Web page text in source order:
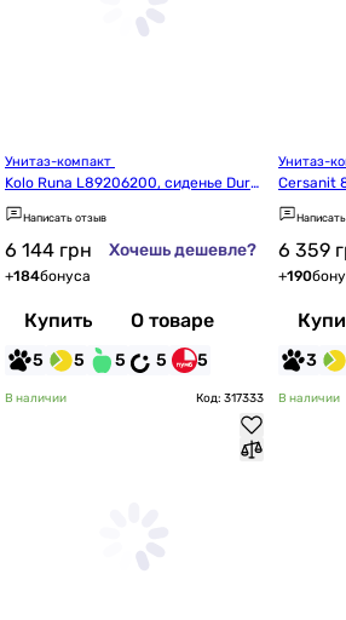
Kolo Runa L89206200, сиденье Duro
plast, soft-close, Click2Clean
Написать отзыв
6 144 грн Хочешь дешевле?
+184бонуса
Купить О товаре
5 5 5 5 5
Cersanit
-127)
6 359
+190
3
В наличии Код: 317333 В наличии